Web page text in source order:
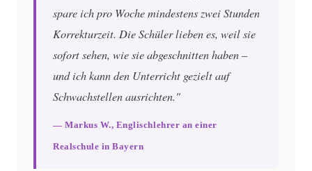
spare ich pro Woche mindestens zwei Stunden
Korrekturzeit. Die Schüler lieben es, weil sie
sofort sehen, wie sie abgeschnitten haben –
und ich kann den Unterricht gezielt auf
Schwachstellen ausrichten."
— Markus W., Englischlehrer an einer
Realschule in Bayern